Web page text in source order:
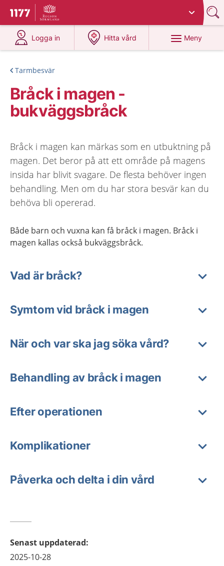
Till startsidan för 1177
Du har valt region
Logga in
på 1177.se
Hitta vård
på 1177.se
Meny
Tarmbesvär
Bråck i magen -
bukväggsbråck
Bråck i magen kan märkas som en utbuktning på
magen. Det beror på att ett område på magens
insida har blivit svagare. De flesta behöver ingen
behandling. Men om du har stora besvär kan du
behöva bli opererad.
Både barn och vuxna kan få bråck i magen. Bråck i
magen kallas också bukväggsbråck.
Vad är bråck?
Symtom vid bråck i magen
När och var ska jag söka vård?
Behandling av bråck i magen
Efter operationen
Komplikationer
Påverka och delta i din vård
Senast uppdaterad:
2025-10-28